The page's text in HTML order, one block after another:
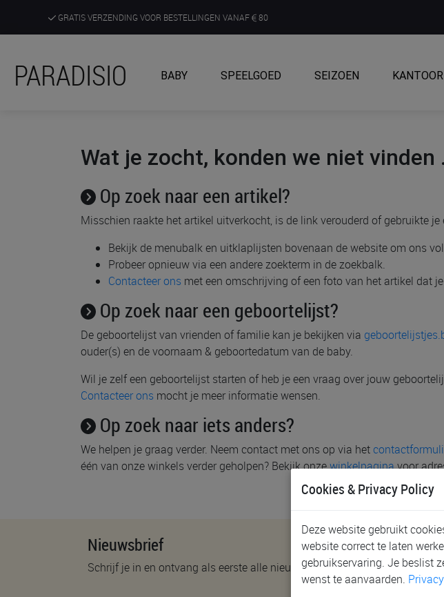
GRATIS VERZENDING VOOR BESTELLINGEN VANAF 80
ONTDEK, BELEEF EN KRIJG ADVIES IN ONZE WINKELS
PARADISIO BABY SPEELGOED SEIZOEN KANTOOR
Wat je zocht, konden we niet vinden
Op zoek naar een artikel?
Misschien raakte het artikel uitverkocht, is de link verouderd of gebruikte
Bekijk de menubalk en uitklaplijsten bovenaan de website om ons
Probeer opnieuw via een andere zoekterm in de zoekbalk.
Contacteer ons met een omschrijving of een foto van het artikel dat
Op zoek naar een geboortelijst?
De geboortelijst van vrienden of familie kan je bekijken via
ouder(s) en de voornaam & geboortedatum van de baby.
Wil je zelf een geboortelijst starten of heb je een vraag over jouw
Contacteer ons mocht je meer informatie wensen.
Op zoek naar iets anders?
We helpen je graag verder. Neem contact met ons op via het
één van onze winkels verder geholpen? Bekijk onzewinkelpaginavoor
Nieuwsbrief
Schrijf je in en ontvang als eerste alle nieuwtjes!
Cookies & Privacy Policy
Deze website gebruikt
website correct te laten
gebruikservaring. Je beslist
wenst te aanvaarden.